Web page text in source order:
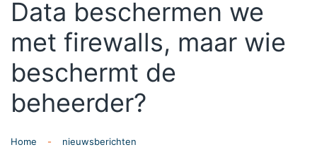
Data beschermen we
met firewalls, maar wie
beschermt de
beheerder?
Home nieuwsberichten